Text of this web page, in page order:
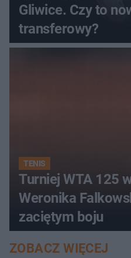
Gliwice. Czy to
transferowy?
TENIS
Turniej WTA 125
Weronika
zaciętym boju
ZOBACZ WIĘCEJ